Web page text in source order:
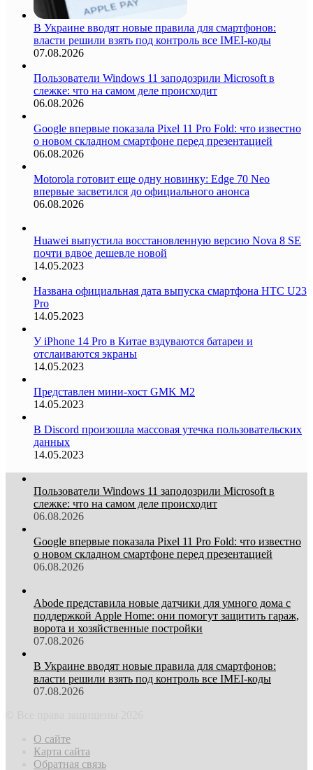
В Украине вводят новые правила для смартфонов:
власти решили взять под контроль все IMEI-коды
07.08.2026
Пользователи Windows 11 заподозрили Microsoft в
слежке: что на самом деле происходит
06.08.2026
Google впервые показала Pixel 11 Pro Fold: что известно
о новом складном смартфоне перед презентацией
06.08.2026
Motorola готовит еще одну новинку: Edge 70 Neo
впервые засветился до официального анонса
06.08.2026
Huawei выпустила восстановленную версию Nova 8 SE
почти вдвое дешевле новой
14.05.2023
Названа официальная дата выпуска смартфона HTC U23
Pro
14.05.2023
У iPhone 14 Pro в Китае вздуваются батареи и
отслаиваются экраны
14.05.2023
Представлен мини-хост GMK M2
14.05.2023
В Discord произошла массовая утечка пользовательских
данных
14.05.2023
Пользователи Windows 11 заподозрили Microsoft в
слежке: что на самом деле происходит
06.08.2026
Google впервые показала Pixel 11 Pro Fold: что известно
о новом складном смартфоне перед презентацией
06.08.2026
Abode представила новые датчики для умного дома с
поддержкой Apple Home: они помогут защитить гараж,
ворота и хозяйственные постройки
07.08.2026
В Украине вводят новые правила для смартфонов:
власти решили взять под контроль все IMEI-коды
07.08.2026
О сайте
Карта сайта
Обратная связь